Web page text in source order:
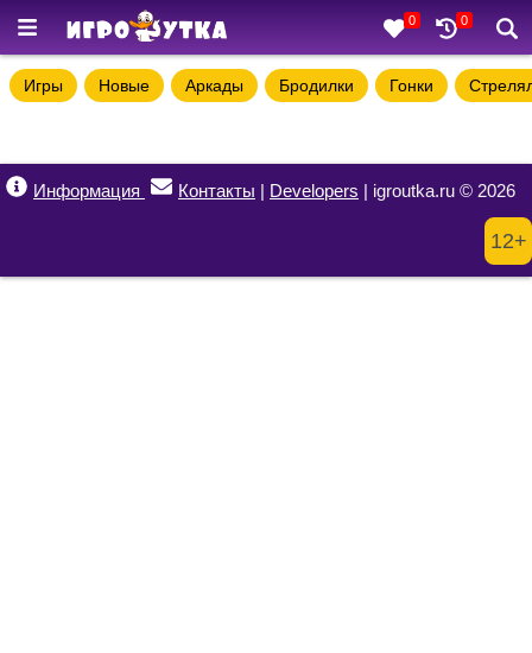
0 0
Игры Новые Аркады Бродилки Гонки
Информация Контакты | Developers | igroutka.ru © 2026
12+